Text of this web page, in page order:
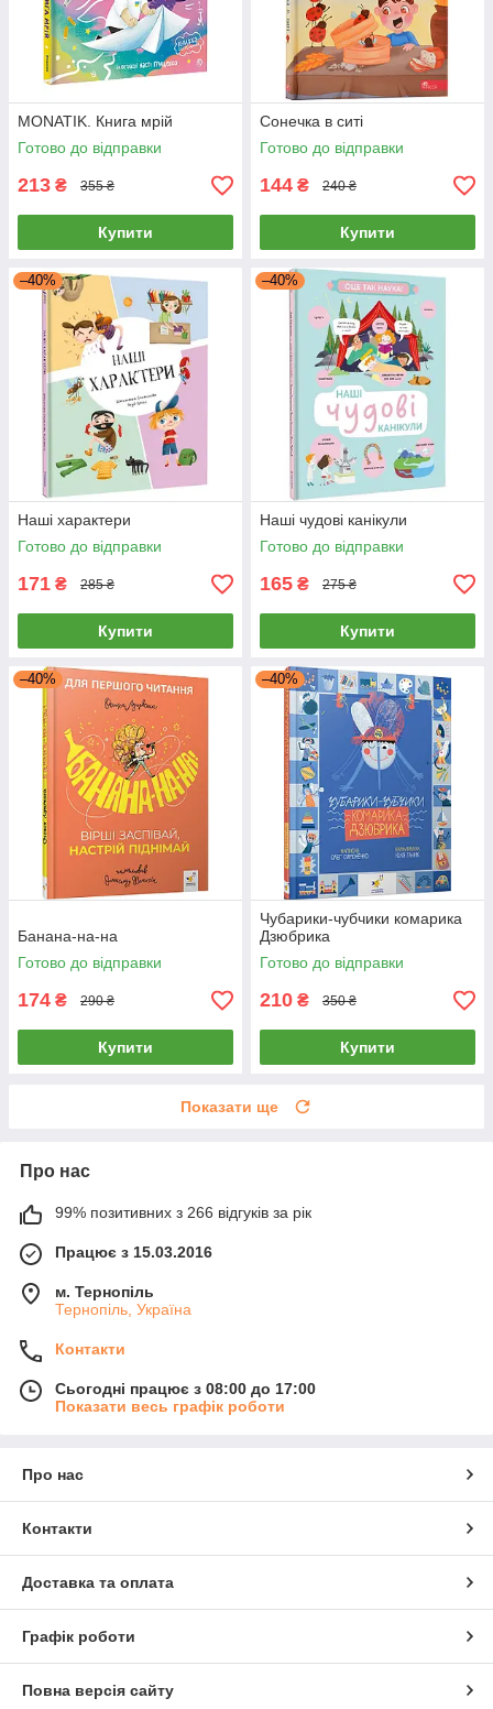
MONATIK. Книга мрій
Готово до відправки
213 ₴ 355 ₴
Купити
Сонечка в ситі
Готово до відправки
144 ₴ 240 ₴
Купити
–40%
Наші характери
Готово до відправки
171 ₴ 285 ₴
Купити
–40%
Наші чудові канікули
Готово до відправки
165 ₴ 275 ₴
Купити
–40%
Банана-на-на
Готово до відправки
174 ₴ 290 ₴
Купити
–40%
Чубарики-чубчики комарика
Дзюбрика
Готово до відправки
210 ₴ 350 ₴
Купити
Показати ще
Про нас
99% позитивних з 266 відгуків за рік
Працює з 15.03.2016
м. Тернопіль
Тернопіль, Україна
Контакти
Сьогодні працює з 08:00 до 17:00
Показати весь графік роботи
Про нас
Контакти
Доставка та оплата
Графік роботи
Повна версія сайту